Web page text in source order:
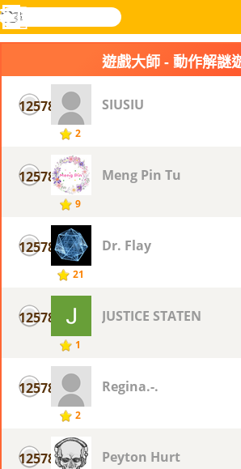
樂和遊
搜
尋
登入
功
遊戲大師 - 動作解謎
12578
2
SIUSIU
12578
9
Meng Pin Tu
12578
21
Dr. Flay
12578
1
JUSTICE STATEN
12578
2
Regina.-.
12578 Peyton Hurt